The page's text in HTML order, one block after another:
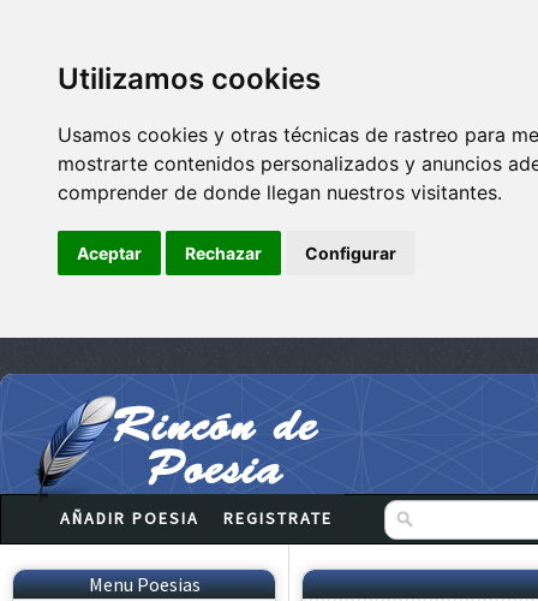
Utilizamos cookies
Usamos cookies y otras técnicas de rastreo para
mostrarte contenidos personalizados y anuncios
comprender de donde llegan nuestros visitantes.
Aceptar Rechazar Configurar
AÑADIR POESIA REGISTRATE
Menu Poesias